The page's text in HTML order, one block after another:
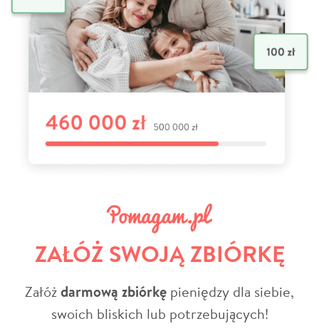
ZAŁÓŻ SWOJĄ ZBIÓRKĘ
Załóżdarmową zbiórkę pieniędzy dla siebie,
swoich bliskich lub potrzebujących!